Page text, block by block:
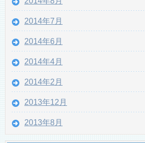
2014年7月
2014年6月
2014年4月
2014年2月
2013年12月
2013年8月